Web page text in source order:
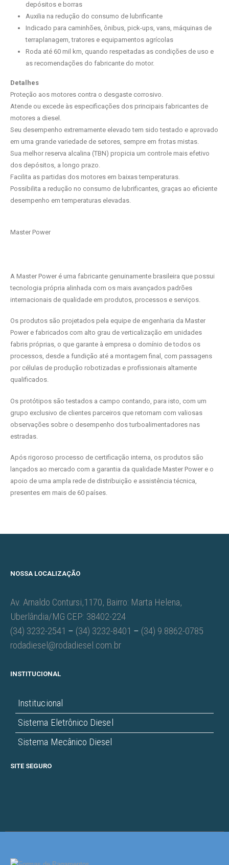
depósitos e borras
Auxilia na redução do consumo de lubrificante
Indicado para caminhões, ônibus, pick-ups, vans, máquinas de
terraplanagem, tratores e equipamentos agrícolas
Roda até 60 mil km, quando respeitadas as condições de uso e
as recomendações do fabricante do motor.
Detalhes
Proteção aos motores contra o desgaste corrosivo.
Atende ou excede às especificações dos principais fabricantes de
motores a diesel.
Seu desempenho extremamente elevado tem sido testado e aprovado
em uma grande variedade de setores, sempre em frotas mistas.
Sua melhor reserva alcalina (TBN) propicia um controle mais efetivo
dos depósitos, a longo prazo.
Facilita as partidas dos motores em baixas temperaturas.
Possibilita a redução no consumo de lubrificantes, graças ao eficiente
desempenho em temperaturas elevadas.
Master Power
A Master Power é uma fabricante genuinamente brasileira que possui
tecnologia própria alinhada com os mais avançados padrões
internacionais de qualidade em produtos, processos e serviços.
Os produtos são projetados pela equipe de engenharia da Master
Power e fabricados com alto grau de verticalização em unidades
fabris próprias, o que garante à empresa o domínio de todos os
processos, desde a fundição até a montagem final, com passagens
por células de produção robotizadas e profissionais altamente
qualificados.
Os protótipos são testados a campo contando, para isto, com um
grupo exclusivo de clientes parceiros que retornam com valiosas
observações sobre o desempenho dos turboalimentadores nas
estradas.
Após rigoroso processo de certificação interna, os produtos são
lançados ao mercado com a garantia da qualidade Master Power e o
apoio de uma ampla rede de distribuição e assistência técnica,
presentes em mais de 60 países.
NOSSA LOCALIZAÇÃO
Av. Arnaldo Contursi,1170, Bairro: Marta Helena,
Uberlândia/MG CEP: 38402-224
(34) 3232-2541 – (34) 3232-8401 – (34) 9.8862-0785
rodadiesel@rodadiesel.com.br
INSTITUCIONAL
Institucional
Sistema Eletrônico Diesel
Sistema Mecânico Diesel
SITE SEGURO